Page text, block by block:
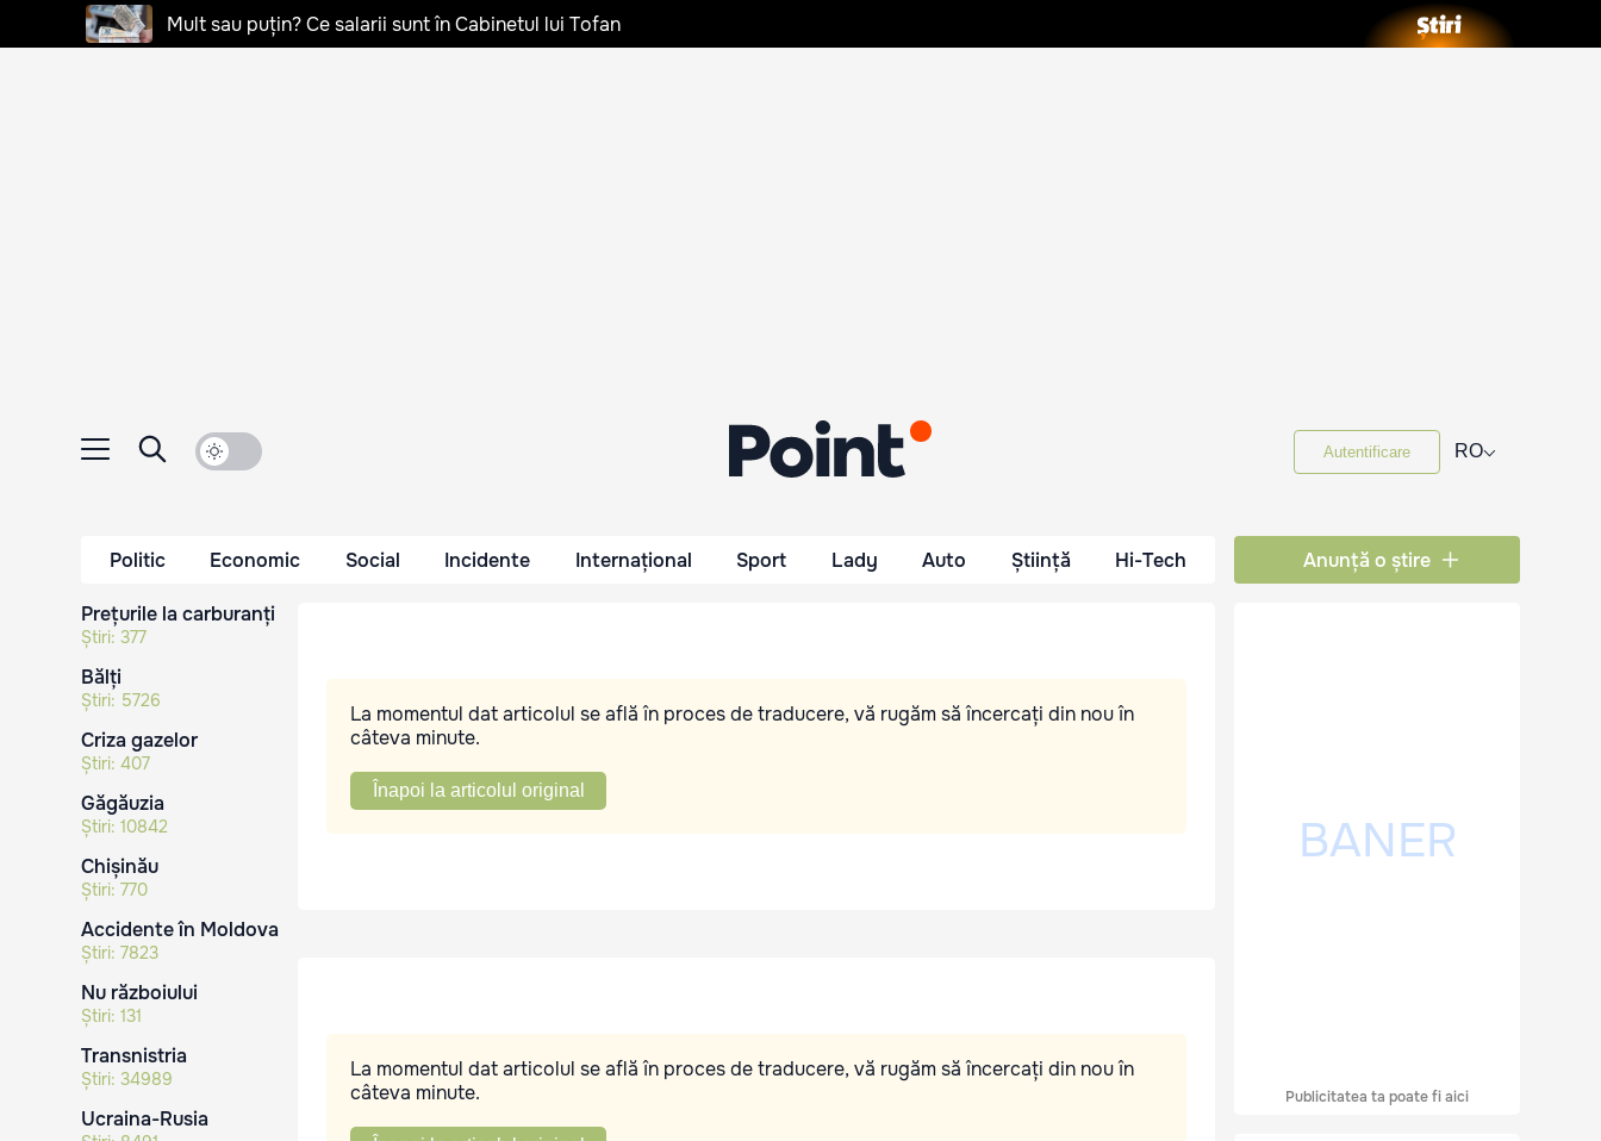
Mult sau puțin? Ce salarii sunt în Cabinetul lui Tofan
Autentificare RO⌵
Politic Economic Social Incidente Internațional Sport Lady Auto Știință Hi-Tech Anunță o știre
Prețurile la carburanți
Știri: 377
Bălți
Știri: 5726
Criza gazelor
Știri: 407
Găgăuzia
Știri: 10842
Chișinău
Știri: 770
Accidente în Moldova
Știri: 7823
Nu războiului
Știri: 131
Transnistria
Știri: 34989
Ucraina-Rusia
La momentul dat articolul se află în proces de traducere, vă rugăm să încercați din nou în
câteva minute.
Înapoi la articolul original
La momentul dat articolul se află în proces de traducere, vă rugăm să încercați din nou în
câteva minute.
Publicitatea ta poate fi aici